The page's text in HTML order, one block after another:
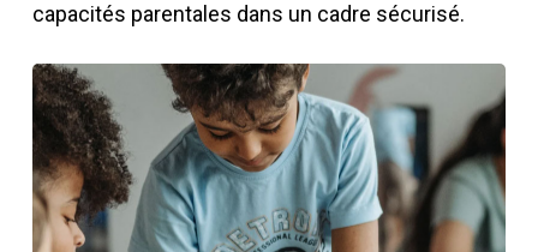
capacités parentales dans un cadre sécurisé.